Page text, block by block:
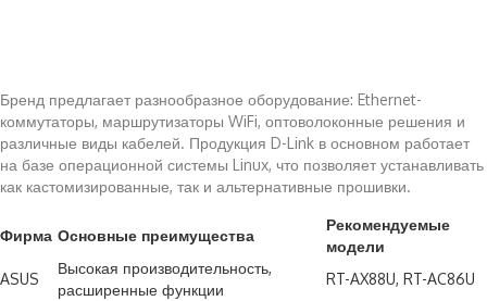
Бренд предлагает разнообразное оборудование: Ethernet-
коммутаторы, маршрутизаторы WiFi, оптоволоконные решения и
различные виды кабелей. Продукция D-Link в основном работает
на базе операционной системы Linux, что позволяет устанавливать
как кастомизированные, так и альтернативные прошивки.
Фирма Основные преимущества
Рекомендуемые
модели
ASUS
Высокая производительность,
расширенные функции
RT-AX88U, RT-AC86U